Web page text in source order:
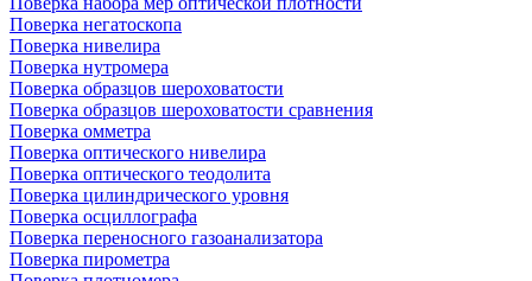
Поверка негатоскопа
Поверка нивелира
Поверка нутромера
Поверка образцов шероховатости
Поверка образцов шероховатости сравнения
Поверка омметра
Поверка оптического нивелира
Поверка оптического теодолита
Поверка цилиндрического уровня
Поверка осциллографа
Поверка переносного газоанализатора
Поверка пирометра